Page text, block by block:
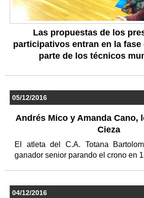
Las propuestas de los
participativos entran en la
parte de los técnicos
05/12/2016
Andrés Mico y Amanda Cano,
Cieza
El atleta del C.A. Totana
ganador senior parando el crono en
04/12/2016